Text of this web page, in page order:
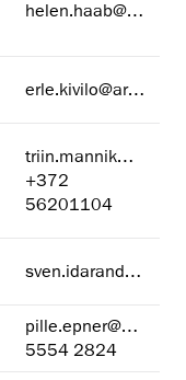
helen.haab@artun.ee
erle.kivilo@artun.ee
triin.mannik@artun.ee
+372
56201104
sven.idarand@artun.ee
pille.epner@artun.ee
5554 2824